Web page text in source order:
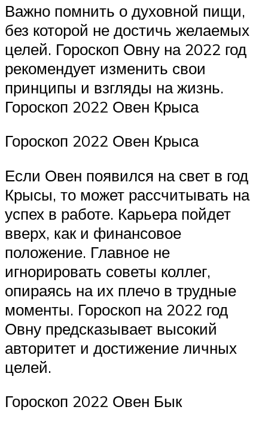
Важно помнить о духовной пищи,
без которой не достичь желаемых
целей. Гороскоп Овну на 2022 год
рекомендует изменить свои
принципы и взгляды на жизнь.
Гороскоп 2022 Овен Крыса
Гороскоп 2022 Овен Крыса
Если Овен появился на свет в год
Крысы, то может рассчитывать на
успех в работе. Карьера пойдет
вверх, как и финансовое
положение. Главное не
игнорировать советы коллег,
опираясь на их плечо в трудные
моменты. Гороскоп на 2022 год
Овну предсказывает высокий
авторитет и достижение личных
целей.
Гороскоп 2022 Овен Бык